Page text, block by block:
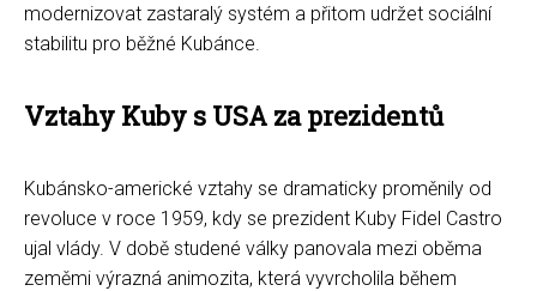
modernizovat zastaralý systém a přitom udržet sociální
stabilitu pro běžné Kubánce.
Vztahy Kuby s USA za prezidentů
Kubánsko-americké vztahy se dramaticky proměnily od
revoluce v roce 1959, kdy se prezident Kuby Fidel Castro
ujal vlády. V době studené války panovala mezi oběma
zeměmi výrazná animozita, která vyvrcholila během